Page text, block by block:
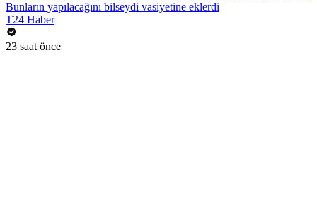
Bunların yapılacağını bilseydi vasiyetine eklerdi
T24 Haber
23 saat önce